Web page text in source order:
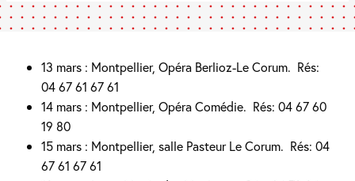
13 mars : Montpellier, Opéra Berlioz-Le Corum. Rés:
04 67 61 67 61
14 mars : Montpellier, Opéra Comédie. Rés: 04 67 60
19 80
15 mars : Montpellier, salle Pasteur Le Corum. Rés: 04
67 61 67 61